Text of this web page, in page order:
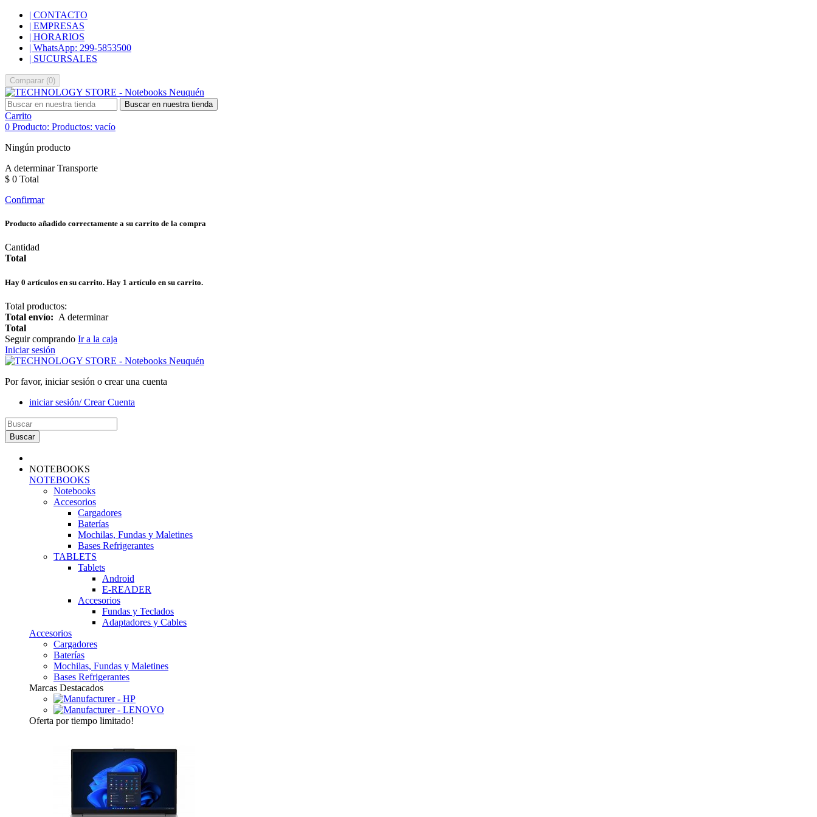
| CONTACTO
| EMPRESAS
| HORARIOS
| WhatsApp: 299-5853500
| SUCURSALES
Comparar (0)
Buscar en nuestra tienda
Carrito
0 Producto: Productos: vacío
Ningún producto
A determinarTransporte
$ 0 Total
Confirmar
Producto añadido correctamente a su carrito de la compra
Cantidad
Total
Hay 0 artículos en su carrito. Hay 1 artículo en su carrito.
Total productos:
Total envío: A determinar
Total
Seguir comprando Ir a la caja
Iniciar sesión
Por favor, iniciar sesión o crear una cuenta
iniciar sesión/ Crear Cuenta
Buscar
NOTEBOOKS
NOTEBOOKS
Notebooks
Accesorios
Cargadores
Baterías
Mochilas, Fundas y Maletines
Bases Refrigerantes
TABLETS
Tablets
Android
E-READER
Accesorios
Fundas y Teclados
Adaptadores y Cables
Accesorios
Cargadores
Baterías
Mochilas, Fundas y Maletines
Bases Refrigerantes
Marcas Destacados
Oferta por tiempo limitado!